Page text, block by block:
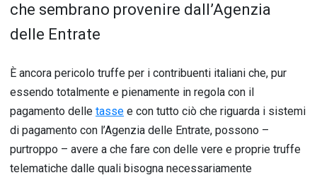
che sembrano provenire dall’Agenzia
delle Entrate
È ancora pericolo truffe per i contribuenti italiani che, pur
essendo totalmente e pienamente in regola con il
pagamento delle tasse e con tutto ciò che riguarda i sistemi
di pagamento con l’Agenzia delle Entrate, possono –
purtroppo – avere a che fare con delle vere e proprie truffe
telematiche dalle quali bisogna necessariamente